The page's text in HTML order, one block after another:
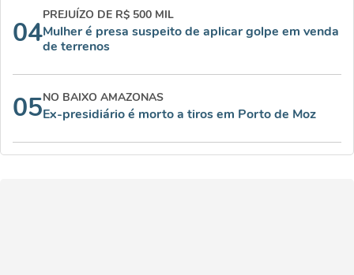
04
PREJUÍZO DE R$ 500 MIL
Mulher é presa suspeito de aplicar golpe em venda
de terrenos
05NO BAIXO AMAZONAS
Ex-presidiário é morto a tiros em Porto de Moz